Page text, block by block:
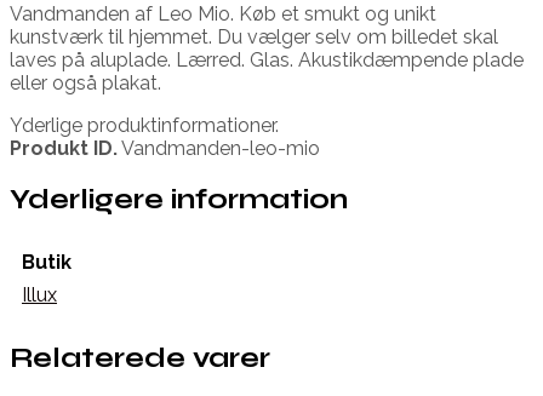
Vandmanden af Leo Mio. Køb et smukt og unikt
kunstværk til hjemmet. Du vælger selv om billedet skal
laves på aluplade. Lærred. Glas. Akustikdæmpende plade
eller også plakat.
Yderlige produktinformationer.
Produkt ID.Vandmanden-leo-mio
Yderligere information
Butik
Illux
Relaterede varer